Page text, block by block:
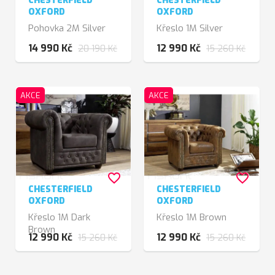
OXFORD
Pohovka 2M Silver
14 990 Kč 20 190 Kč
OXFORD
Křeslo 1M Silver
12 990 Kč 15 260 Kč
AKCE
CHESTERFIELD
OXFORD
Křeslo 1M Dark
Brown
12 990 Kč 15 260 Kč
favorite_border
AKCE
CHESTERFIELD
OXFORD
Křeslo 1M Brown
12 990 Kč 15 260 Kč
favorite_border